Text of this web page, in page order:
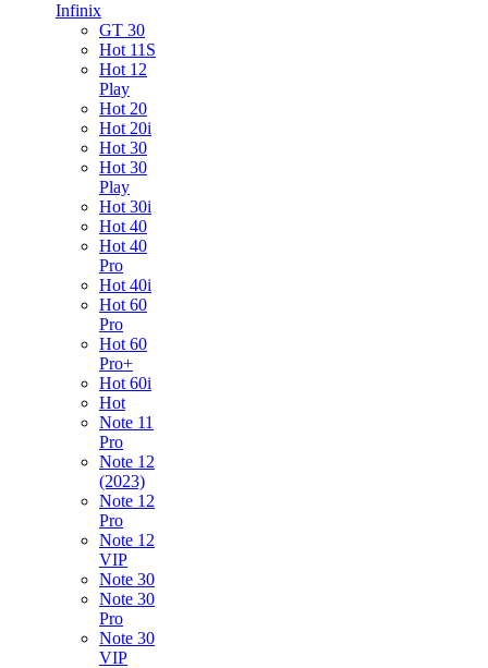
Infinix
GT 30
Hot 11S
Hot 12
Play
Hot 20
Hot 20i
Hot 30
Hot 30
Play
Hot 30i
Hot 40
Hot 40
Pro
Hot 40i
Hot 60
Pro
Hot 60
Pro+
Hot 60i
Hot
Note 11
Pro
Note 12
(2023)
Note 12
Pro
Note 12
VIP
Note 30
Note 30
Pro
Note 30
VIP